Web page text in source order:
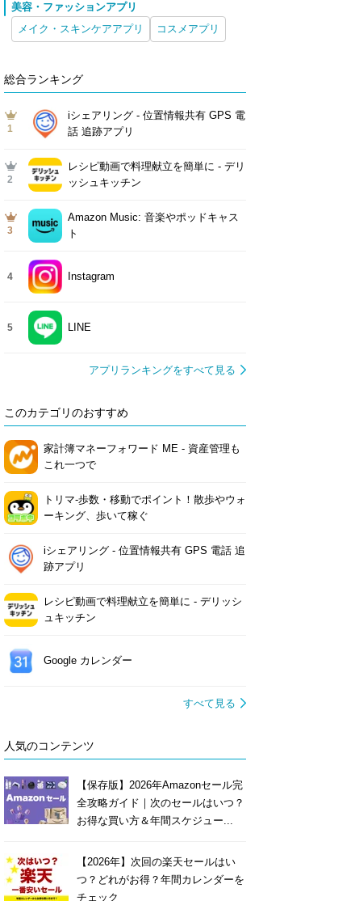
美容・ファッションアプリ
メイク・スキンケアアプリ
コスメアプリ
総合ランキング
1
iシェアリング - 位置情報共有 GPS 電
話 追跡アプリ
2
レシピ動画で料理献立を簡単‪に - デリ
ッシュキッチン
3
Amazon Music: 音楽やポッドキャス
ト
4 Instagram
5 LINE
アプリランキングをすべて見る
このカテゴリのおすすめ
家計簿マネーフォワード ME - 資産管理も
これ一つで
トリマ-歩数・移動でポイント！散歩やウォ
ーキング、歩いて稼ぐ
iシェアリング - 位置情報共有 GPS 電話 追
跡アプリ
レシピ動画で料理献立を簡単‪に - デリッシ
ュキッチン
Google カレンダー
すべて見る
人気のコンテンツ
【保存版】2026年Amazonセール完
全攻略ガイド｜次のセールはいつ？
お得な買い方＆年間スケジュー...
【2026年】次回の楽天セールはい
つ？どれがお得？年間カレンダーを
チェック